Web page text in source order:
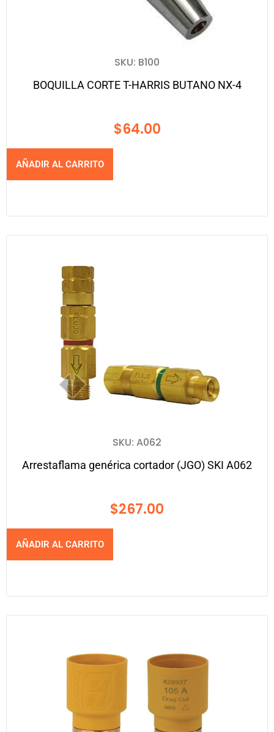
SKU: B100
BOQUILLA CORTE T-HARRIS BUTANO NX-4
$64.00
AÑADIR AL CARRITO
SKU: A062
Arrestaflama genérica cortador (JGO) SKI A062
$267.00
AÑADIR AL CARRITO